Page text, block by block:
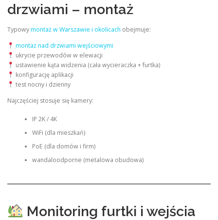
drzwiami – montaż
Typowymontaż w Warszawie i okolicach obejmuje:
montaż nad drzwiami wejściowymi
ukrycie przewodów w elewacji
ustawienie kąta widzenia (cała wycieraczka + furtka)
konfigurację aplikacji
test nocny i dzienny
Najczęściej stosuje się kamery:
IP 2K / 4K
WiFi (dla mieszkań)
PoE (dla domów i firm)
wandaloodporne (metalowa obudowa)
Monitoring furtki i wejścia